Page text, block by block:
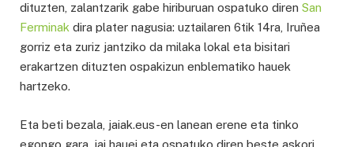
dituzten, zalantzarik gabe hiriburuan ospatuko diren San
Ferminak dira plater nagusia: uztailaren 6tik 14ra, Iruñea
gorriz eta zuriz jantziko da milaka lokal eta bisitari
erakartzen dituzten ospakizun enblematiko hauek
hartzeko.
Eta beti bezala, jaiak.eus-en lanean erene eta tinko
egongo gara, jai hauei eta ospatuko diren beste askori